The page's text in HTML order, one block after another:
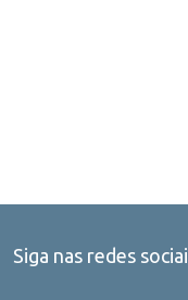
Siga nas redes